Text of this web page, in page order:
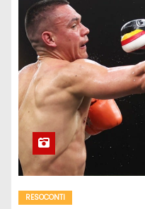
RESOCONTI